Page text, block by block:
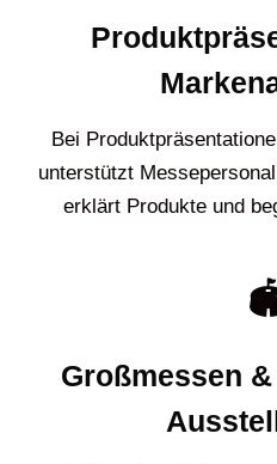
Bei
unterstützt
erklärt Produkte und
Großmessen